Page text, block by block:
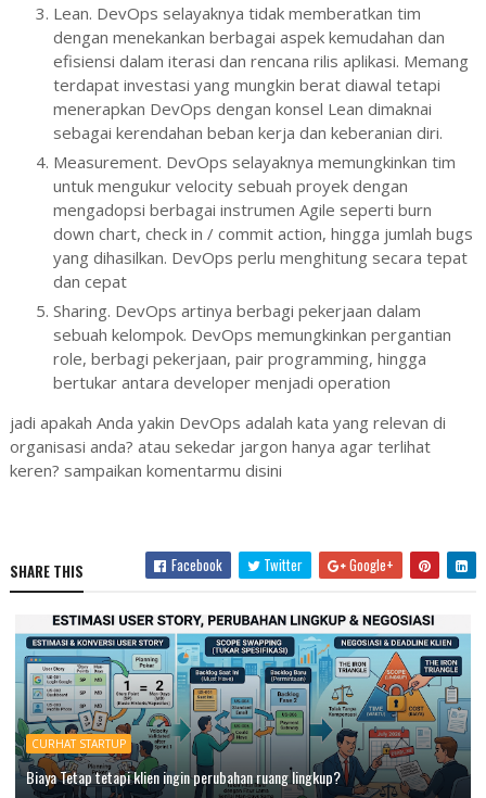
Lean. DevOps selayaknya tidak memberatkan tim
dengan menekankan berbagai aspek kemudahan dan
efisiensi dalam iterasi dan rencana rilis aplikasi. Memang
terdapat investasi yang mungkin berat diawal tetapi
menerapkan DevOps dengan konsel Lean dimaknai
sebagai kerendahan beban kerja dan keberanian diri.
Measurement. DevOps selayaknya memungkinkan tim
untuk mengukur velocity sebuah proyek dengan
mengadopsi berbagai instrumen Agile seperti burn
down chart, check in / commit action, hingga jumlah bugs
yang dihasilkan. DevOps perlu menghitung secara tepat
dan cepat
Sharing. DevOps artinya berbagi pekerjaan dalam
sebuah kelompok. DevOps memungkinkan pergantian
role, berbagi pekerjaan, pair programming, hingga
bertukar antara developer menjadi operation
jadi apakah Anda yakin DevOps adalah kata yang relevan di
organisasi anda? atau sekedar jargon hanya agar terlihat
keren? sampaikan komentarmu disini
SHARE THIS Facebook Twitter Google+
CURHAT STARTUP
Biaya Tetap tetapi klien ingin perubahan ruang lingkup?